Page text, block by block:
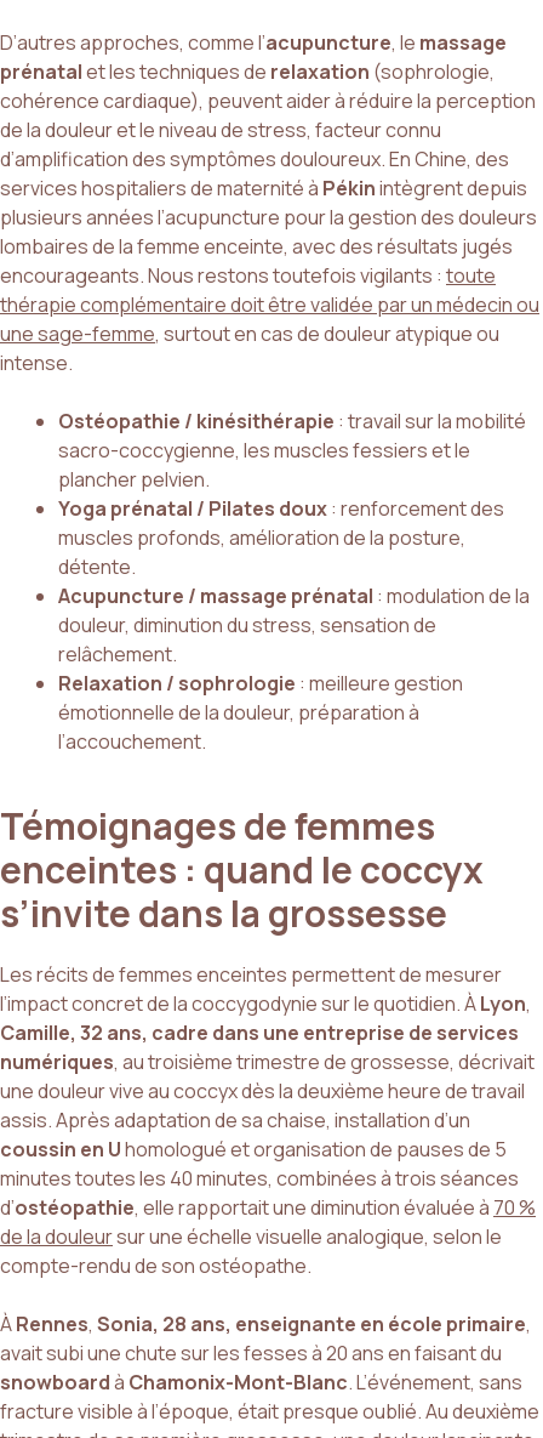
D’autres approches, comme l’acupuncture, le massage
prénatalet les techniques de relaxation (sophrologie,
cohérence cardiaque), peuvent aider à réduire la perception
de la douleur et le niveau de stress, facteur connu
d’amplification des symptômes douloureux. En Chine, des
services hospitaliers de maternité à Pékinintègrent depuis
plusieurs années l’acupuncture pour la gestion des douleurs
lombaires de la femme enceinte, avec des résultats jugés
encourageants. Nous restons toutefois vigilants : toute
thérapie complémentaire doit être validée par un médecin ou
une sage-femme, surtout en cas de douleur atypique ou
intense.
Ostéopathie / kinésithérapie : travail sur la mobilité
sacro-coccygienne, les muscles fessiers et le
plancher pelvien.
Yoga prénatal / Pilates doux: renforcement des
muscles profonds, amélioration de la posture,
détente.
Acupuncture / massage prénatal : modulation de la
douleur, diminution du stress, sensation de
relâchement.
Relaxation / sophrologie : meilleure gestion
émotionnelle de la douleur, préparation à
l’accouchement.
Témoignages de femmes
enceintes : quand le coccyx
s’invite dans la grossesse
Les récits de femmes enceintes permettent de mesurer
l’impact concret de la coccygodynie sur le quotidien. ÀLyon,
Camille, 32 ans, cadre dans une entreprise de services
numériques, au troisième trimestre de grossesse, décrivait
une douleur vive au coccyx dès la deuxième heure de travail
assis. Après adaptation de sa chaise, installation d’un
coussin en Uhomologué et organisation de pauses de 5
minutes toutes les 40 minutes, combinées à trois séances
d’ostéopathie, elle rapportait une diminution évaluée à 70 %
de la douleursur une échelle visuelle analogique, selon le
compte-rendu de son ostéopathe.
ÀRennes, Sonia, 28 ans, enseignante en école primaire,
avait subi une chute sur les fesses à 20 ans en faisant du
snowboardà Chamonix-Mont-Blanc. L’événement, sans
fracture visible à l’époque, était presque oublié. Au deuxième